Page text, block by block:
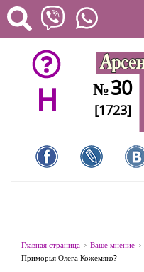
H №30
[1723]
Главная страница Ваше мнение
Приморья Олега Кожемяко?